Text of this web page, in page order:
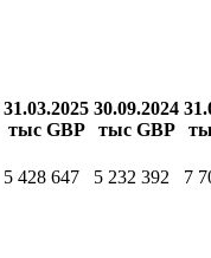
31.03.2025
тыс GBP
30.09.2024
тыс GBP
5 428 647 5 232 392 7